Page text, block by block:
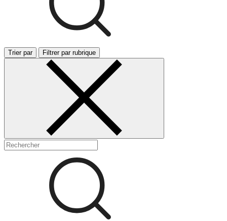
Trier par Filtrer par rubrique